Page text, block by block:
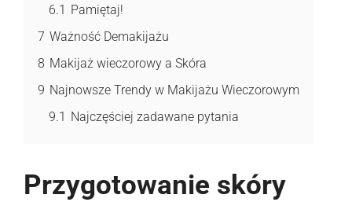
6.1 Pamiętaj!
7 Ważność Demakijażu
8 Makijaż wieczorowy a Skóra
9 Najnowsze Trendy w Makijażu Wieczorowym
9.1 Najczęściej zadawane pytania
Przygotowanie skóry